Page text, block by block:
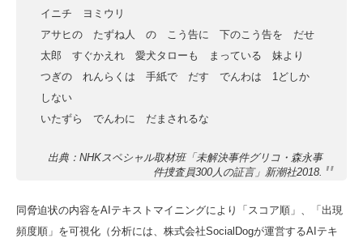
イニチ ヨミウリ
アサヒの たずね人 の こう告に 下のこう告を だせ
太郎 すぐかえれ 愛犬タローも まっている 妹より
つぎの れんらくは 手紙で だす でんわは 1どしか
しない
いたずら でんわに だまされるな
出典：NHKスペシャル取材班「未解決事件グリコ・森永事
件捜査員300人の証言」新潮社2018.
同脅迫状の内容をAIテキストマイニングにより「スコア順」、「出現
頻度順」を可視化（分析には、株式会社SocialDogが運営するAIテキ